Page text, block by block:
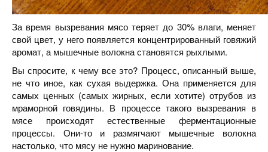
За время вызревания мясо теряет до 30% влаги, меняет
свой цвет, у него появляется концентрированный говяжий
аромат, а мышечные волокна становятся рыхлыми.
Вы спросите, к чему все это? Процесс, описанный выше,
не что иное, как сухая выдержка. Она применяется для
самых ценных (самых жирных, если хотите) отрубов из
мраморной говядины. В процессе такого вызревания в
мясе происходят естественные ферментационные
процессы. Они-то и размягчают мышечные волокна
настолько, что мясу не нужно маринование.